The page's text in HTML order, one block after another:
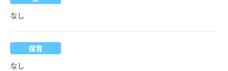
なし
保育
なし